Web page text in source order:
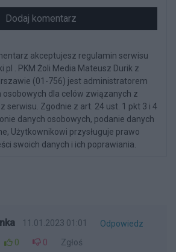
Dodaj komentarz
akceptujesz regulamin serwisu
. PKM Żoli Media Mateusz Durik z
(01-756) jest administratorem
osobowych dla celów związanych z
serwisu. Zgodnie z art. 24 ust. 1 pkt 3 i 4
danych osobowych, podanie danych
Użytkownikowi przysługuje prawo
swoich danych i ich poprawiania.
11.01.2023 01:01
Odpowiedz
0 0 Zgłoś